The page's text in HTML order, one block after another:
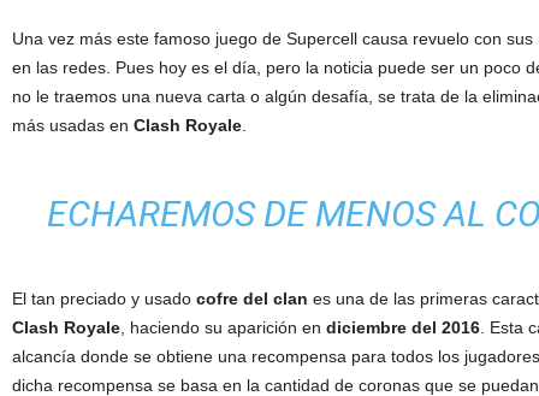
Una vez más este famoso juego de Supercell causa revuelo con
en las redes. Pues hoy es el día, pero la noticia puede ser un poco
no le traemos una nueva carta o algún desafía, se trata de la
más usadas en Clash Royale
ECHAREMOS DE MENOS AL
El tan preciado y usado cofre del clan es una de las primeras
Clash Royale , haciendo su aparición en diciembre del 2016 . Esta
alcancía donde se obtiene una recompensa para todos los
dicha recompensa se basa en la cantidad de coronas que se